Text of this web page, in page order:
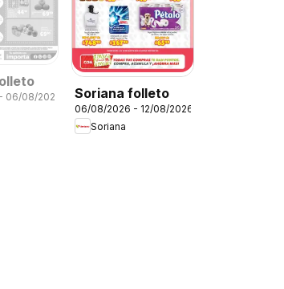
08/2026
Soriana folleto
06/08/2026 - 12/08/2026
Soriana